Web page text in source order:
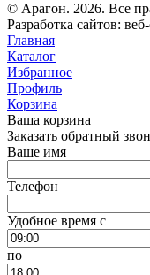
© Арагон. 2026. Все
Разработка сайтов:
Главная
Каталог
Избранное
Профиль
Корзина
Ваша корзина
Заказать обратный
Ваше имя
Телефон
Удобное время c
по